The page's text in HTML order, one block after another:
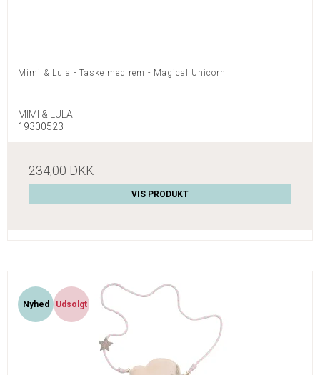
Mimi & Lula - Taske med rem - Magical Unicorn
MIMI & LULA
19300523
234,00 DKK
VIS PRODUKT
Nyhed Udsolgt